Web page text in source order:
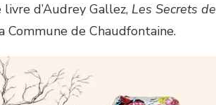
d’Audrey Gallez, Les Secrets de
Commune de Chaudfontaine.